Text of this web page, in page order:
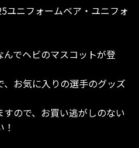
ユニフォームベア・ユニフォ
でヘビのマスコットが登
お気に入りの選手のグッズ
ので、お買い逃がしのない